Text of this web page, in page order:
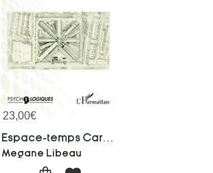
23,00€
Megane Libeau